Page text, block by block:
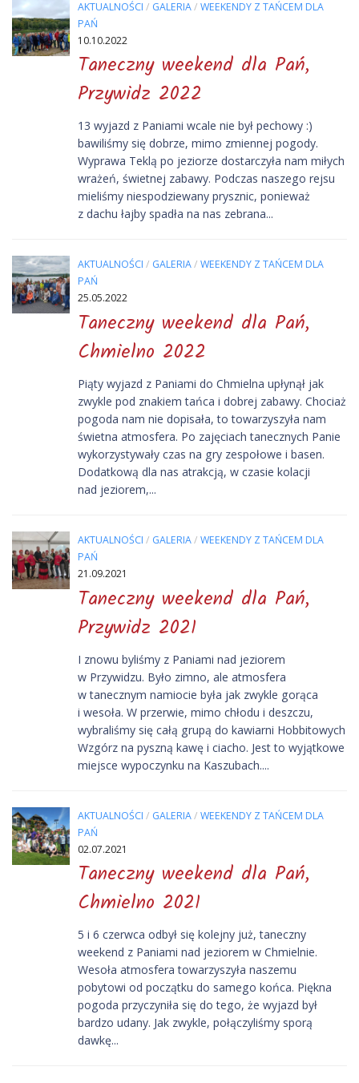
AKTUALNOŚCI / GALERIA/ WEEKENDY Z TAŃCEM DLA
PAŃ
10.10.2022
Taneczny weekend dla Pań,
Przywidz 2022
13 wyjazd z Paniami wcale nie był pechowy :)
bawiliśmy się dobrze, mimo zmiennej pogody.
Wyprawa Teklą po jeziorze dostarczyła nam miłych
wrażeń, świetnej zabawy. Podczas naszego rejsu
mieliśmy niespodziewany prysznic, ponieważ
z dachu łajby spadła na nas zebrana...
AKTUALNOŚCI / GALERIA/ WEEKENDY Z TAŃCEM DLA
PAŃ
25.05.2022
Taneczny weekend dla Pań,
Chmielno 2022
Piąty wyjazd z Paniami do Chmielna upłynął jak
zwykle pod znakiem tańca i dobrej zabawy. Chociaż
pogoda nam nie dopisała, to towarzyszyła nam
świetna atmosfera. Po zajęciach tanecznych Panie
wykorzystywały czas na gry zespołowe i basen.
Dodatkową dla nas atrakcją, w czasie kolacji
nad jeziorem,...
AKTUALNOŚCI / GALERIA/ WEEKENDY Z TAŃCEM DLA
PAŃ
21.09.2021
Taneczny weekend dla Pań,
Przywidz 2021
I znowu byliśmy z Paniami nad jeziorem
w Przywidzu. Było zimno, ale atmosfera
w tanecznym namiocie była jak zwykle gorąca
i wesoła. W przerwie, mimo chłodu i deszczu,
wybraliśmy się całą grupą do kawiarni Hobbitowych
Wzgórz na pyszną kawę i ciacho. Jest to wyjątkowe
miejsce wypoczynku na Kaszubach....
AKTUALNOŚCI / GALERIA/ WEEKENDY Z TAŃCEM DLA
PAŃ
02.07.2021
Taneczny weekend dla Pań,
Chmielno 2021
5 i 6 czerwca odbył się kolejny już, taneczny
weekend z Paniami nad jeziorem w Chmielnie.
Wesoła atmosfera towarzyszyła naszemu
pobytowi od początku do samego końca. Piękna
pogoda przyczyniła się do tego, że wyjazd był
bardzo udany. Jak zwykle, połączyliśmy sporą
dawkę...